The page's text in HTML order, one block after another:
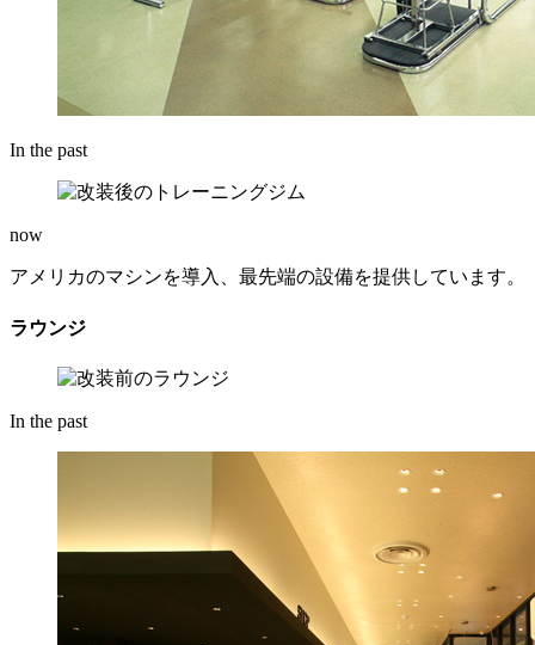
In the past
now
アメリカのマシンを導入、最先端の設備を提供しています。
ラウンジ
In the past